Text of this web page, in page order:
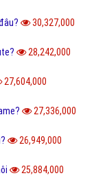
30,327,000
28,242,000
27,604,000
27,336,000
26,949,000
25,884,000